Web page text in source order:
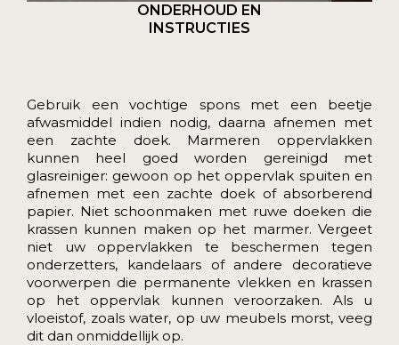
ONDERHOUD EN
INSTRUCTIES
Gebruik een vochtige spons met een beetje
afwasmiddel indien nodig, daarna afnemen met
een zachte doek. Marmeren oppervlakken
kunnen heel goed worden gereinigd met
glasreiniger: gewoon op het oppervlak spuiten en
afnemen met een zachte doek of absorberend
papier. Niet schoonmaken met ruwe doeken die
krassen kunnen maken op het marmer. Vergeet
niet uw oppervlakken te beschermen tegen
onderzetters, kandelaars of andere decoratieve
voorwerpen die permanente vlekken en krassen
op het oppervlak kunnen veroorzaken. Als u
vloeistof, zoals water, op uw meubels morst, veeg
dit dan onmiddellijk op.